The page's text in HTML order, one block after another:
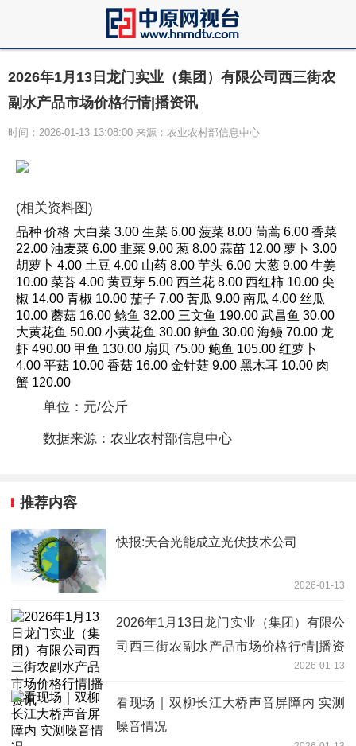
2026年1月13日龙门实业（集团）有限公司西三街农
副水产品市场价格行情|播资讯
时间：2026-01-13 13:08:00 来源：农业农村部信息中心
(相关资料图)
品种 价格 大白菜 3.00 生菜 6.00 菠菜 8.00 茼蒿 6.00 香菜
22.00 油麦菜 6.00 韭菜 9.00 葱 8.00 蒜苗 12.00 萝卜 3.00
胡萝卜 4.00 土豆 4.00 山药 8.00 芋头 6.00 大葱 9.00 生姜
10.00 菜苔 4.00 黄豆芽 5.00 西兰花 8.00 西红柿 10.00 尖
椒 14.00 青椒 10.00 茄子 7.00 苦瓜 9.00 南瓜 4.00 丝瓜
10.00 蘑菇 16.00 鲶鱼 32.00 三文鱼 190.00 武昌鱼 30.00
大黄花鱼 50.00 小黄花鱼 30.00 鲈鱼 30.00 海鳗 70.00 龙
虾 490.00 甲鱼 130.00 扇贝 75.00 鲍鱼 105.00 红萝卜
4.00 平菇 10.00 香菇 16.00 金针菇 9.00 黑木耳 10.00 肉
蟹 120.00
单位：元/公斤
数据来源：农业农村部信息中心
推荐内容
快报:天合光能成立光伏技术公司
2026-01-13
2026年1月13日龙门实业（集团）有限公
司西三街农副水产品市场价格行情|播资
2026-01-13
看现场｜双柳长江大桥声音屏障内 实测
噪音情况